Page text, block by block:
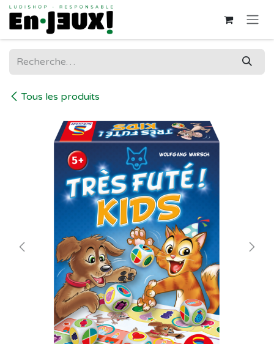
Se rendre au contenu
Tous les produits